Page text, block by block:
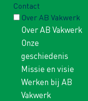
Contact
Over AB Vakwerk
Over AB Vakwerk
Onze
geschiedenis
Missie en visie
Werken bij AB
Vakwerk